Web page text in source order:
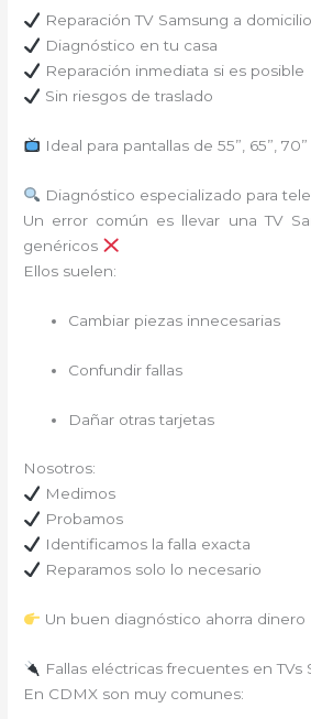
Reparación TV Samsung a domicilio
Diagnóstico en tu casa
Reparación inmediata si es posible
Sin riesgos de traslado
Ideal para pantallas de 55”, 65”, 70”
Diagnóstico especializado para
Un error común es llevar una TV
genéricos
Ellos suelen:
Cambiar piezas innecesarias
Confundir fallas
Dañar otras tarjetas
Nosotros:
Medimos
Probamos
Identificamos la falla exacta
Reparamos solo lo necesario
Un buen diagnóstico ahorra dinero
Fallas eléctricas frecuentes en TVs
En CDMX son muy comunes: